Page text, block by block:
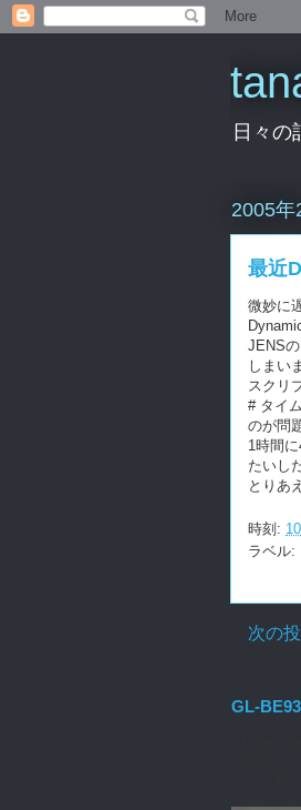
日々の
2005年
最近
微妙に
JENS
しまい
スクリ
# タイ
のが問
1時間
たいし
とりあ
時刻:
ラベル:
次の
GL-